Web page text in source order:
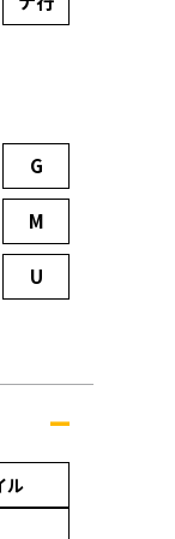
G
M
U
ル